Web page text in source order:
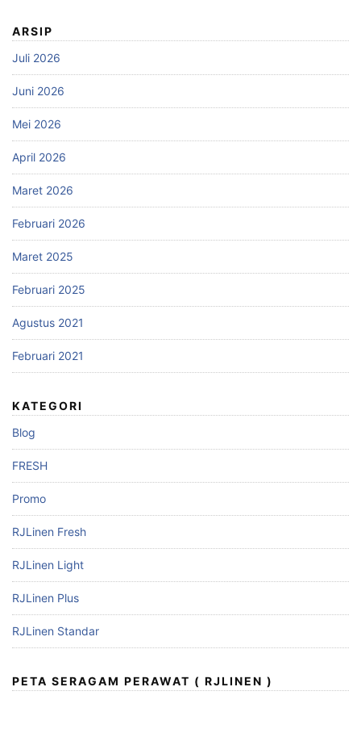
ARSIP
Juli 2026
Juni 2026
Mei 2026
April 2026
Maret 2026
Februari 2026
Maret 2025
Februari 2025
Agustus 2021
Februari 2021
KATEGORI
Blog
FRESH
Promo
RJLinen Fresh
RJLinen Light
RJLinen Plus
RJLinen Standar
PETA SERAGAM PERAWAT ( RJLINEN )